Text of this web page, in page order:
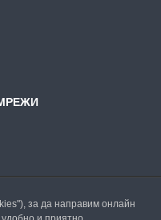
за да направим онлайн